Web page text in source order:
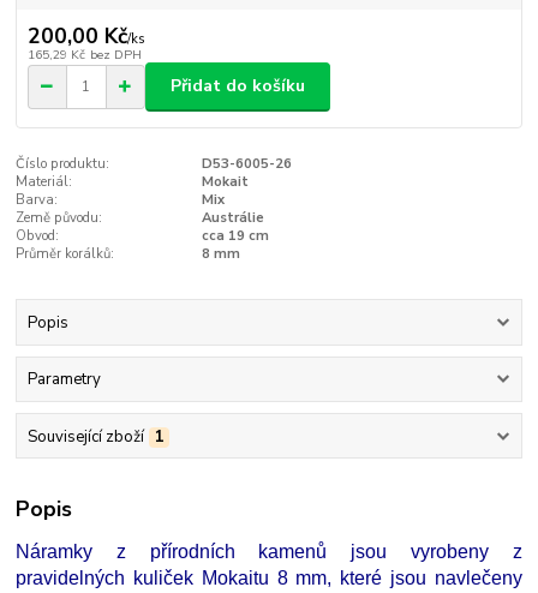
200,00 Kč/ks
165,29 Kč bez DPH
Přidat do košíku
Číslo produktu:
D53-6005-26
Materiál:
Mokait
Barva:
Mix
Země původu:
Austrálie
Obvod:
cca 19 cm
Průměr korálků:
8 mm
Popis
Parametry
Související zboží 1
Popis
Náramky z přírodních kamenů jsou vyrobeny z
pravidelných kuliček Mokaitu 8 mm, které jsou navlečeny